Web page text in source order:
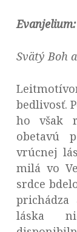
Svätý Boh
bedlivosť.
ho však
obetavú
vrúcnej
milá vo
srdce
láska